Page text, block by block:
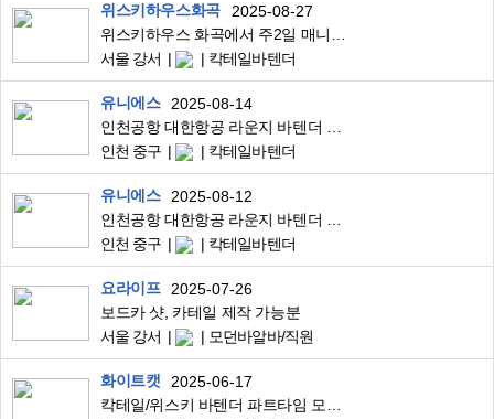
위스키하우스화곡
2025-08-27
위스키하우스 화곡에서 주2일 매니저겸 바텐더 구합니다
서울 강서
칵테일바텐더
유니에스
2025-08-14
인천공항 대한항공 라운지 바텐더 모집
인천 중구
칵테일바텐더
유니에스
2025-08-12
인천공항 대한항공 라운지 바텐더 모집(급)
인천 중구
칵테일바텐더
요라이프
2025-07-26
보드카 샷, 카테일 제작 가능분
서울 강서
모던바알바/직원
화이트캣
2025-06-17
칵테일/위스키 바텐더 파트타임 모집합니다